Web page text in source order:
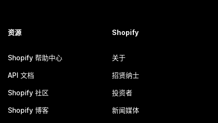
资源
Shopify 帮助中心
API 文档
Shopify 社区
Shopify 博客
Shopify
关于
招贤纳士
投资者
新闻媒体